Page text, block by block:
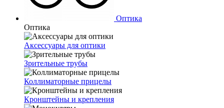
Оптика
Оптика
Аксессуары для оптики
Зрительные трубы
Коллиматорные прицелы
Кронштейны и крепления